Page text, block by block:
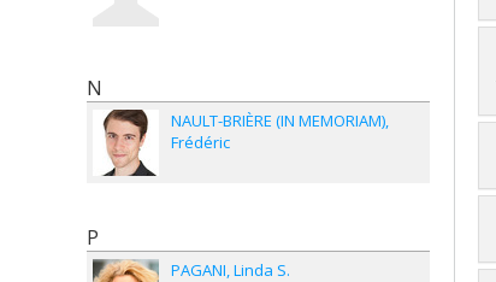
N
NAULT-BRIÈRE (IN MEMORIAM)
Frédéric
P
PAGANI Linda S.